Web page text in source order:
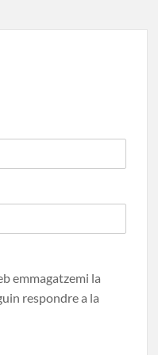
emmagatzemi la
respondre a la